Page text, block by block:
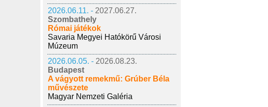
2026.06.11. - 2027.06.27.
Szombathely
Római játékok
Savaria Megyei Hatókörű Városi
Múzeum
2026.06.05. - 2026.08.23.
Budapest
A vágyott remekmű: Grúber Béla
művészete
Magyar Nemzeti Galéria